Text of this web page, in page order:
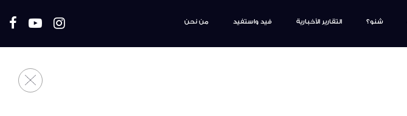
شنو؟ التقارير الأخبارية فيد واستفيد من نحن